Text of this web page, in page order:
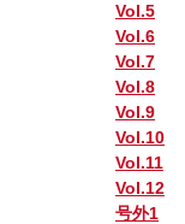
Vol.5
Vol.6
Vol.7
Vol.8
Vol.9
Vol.10
Vol.11
Vol.12
号外1